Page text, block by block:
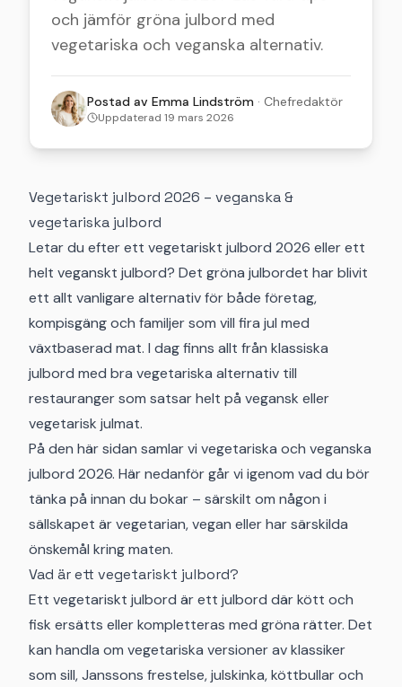
och jämför gröna julbord med
vegetariska och veganska alternativ.
Postad av Emma Lindström · Chefredaktör
Uppdaterad 19 mars 2026
Vegetariskt julbord 2026 – veganska &
vegetariska julbord
Letar du efter ett vegetariskt julbord 2026 eller ett
helt veganskt julbord? Det gröna julbordet har blivit
ett allt vanligare alternativ för både företag,
kompisgäng och familjer som vill fira jul med
växtbaserad mat. I dag finns allt från klassiska
julbord med bra vegetariska alternativ till
restauranger som satsar helt på vegansk eller
vegetarisk julmat.
På den här sidan samlar vi vegetariska och veganska
julbord 2026. Här nedanför går vi igenom vad du bör
tänka på innan du bokar – särskilt om någon i
sällskapet är vegetarian, vegan eller har särskilda
önskemål kring maten.
Vad är ett vegetariskt julbord?
Ett vegetariskt julbord är ett julbord där kött och
fisk ersätts eller kompletteras med gröna rätter. Det
kan handla om vegetariska versioner av klassiker
som sill, Janssons frestelse, julskinka, köttbullar och